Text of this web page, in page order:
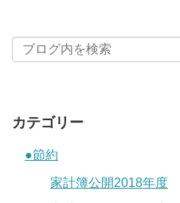
カテゴリー
●節約
家計簿公開2018年度